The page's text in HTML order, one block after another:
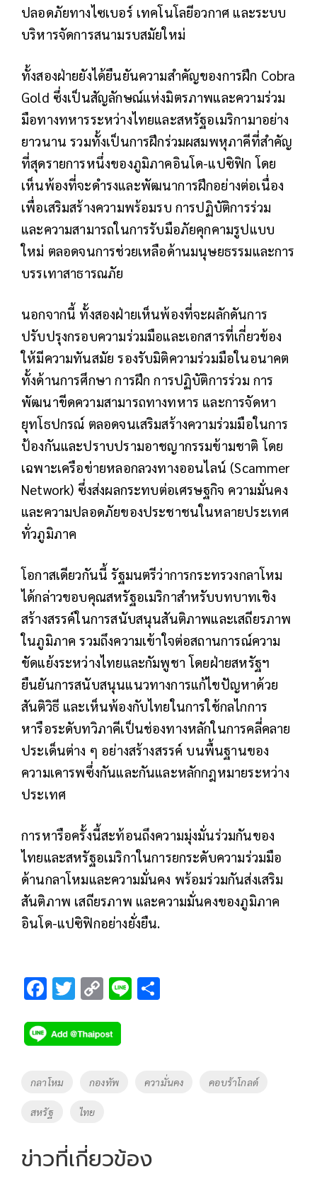
ปลอดภัยทางไซเบอร์ เทคโนโลยีอวกาศ และระบบ
บริหารจัดการสนามรบสมัยใหม่
ทั้งสองฝ่ายยังได้ยืนยันความสำคัญของการฝึก Cobra
Gold ซึ่งเป็นสัญลักษณ์แห่งมิตรภาพและความร่วม
มือทางทหารระหว่างไทยและสหรัฐอเมริกามาอย่าง
ยาวนาน รวมทั้งเป็นการฝึกร่วมผสมพหุภาคีที่สำคัญ
ที่สุดรายการหนึ่งของภูมิภาคอินโด-แปซิฟิก โดย
เห็นพ้องที่จะดำรงและพัฒนาการฝึกอย่างต่อเนื่อง
เพื่อเสริมสร้างความพร้อมรบ การปฏิบัติการร่วม
และความสามารถในการรับมือภัยคุกคามรูปแบบ
ใหม่ ตลอดจนการช่วยเหลือด้านมนุษยธรรมและการ
บรรเทาสาธารณภัย
นอกจากนี้ ทั้งสองฝ่ายเห็นพ้องที่จะผลักดันการ
ปรับปรุงกรอบความร่วมมือและเอกสารที่เกี่ยวข้อง
ให้มีความทันสมัย รองรับมิติความร่วมมือในอนาคต
ทั้งด้านการศึกษา การฝึก การปฏิบัติการร่วม การ
พัฒนาขีดความสามารถทางทหาร และการจัดหา
ยุทโธปกรณ์ ตลอดจนเสริมสร้างความร่วมมือในการ
ป้องกันและปราบปรามอาชญากรรมข้ามชาติ โดย
เฉพาะเครือข่ายหลอกลวงทางออนไลน์ (Scammer
Network) ซึ่งส่งผลกระทบต่อเศรษฐกิจ ความมั่นคง
และความปลอดภัยของประชาชนในหลายประเทศ
ทั่วภูมิภาค
โอกาสเดียวกันนี้ รัฐมนตรีว่าการกระทรวงกลาโหม
ได้กล่าวขอบคุณสหรัฐอเมริกาสำหรับบทบาทเชิง
สร้างสรรค์ในการสนับสนุนสันติภาพและเสถียรภาพ
ในภูมิภาค รวมถึงความเข้าใจต่อสถานการณ์ความ
ขัดแย้งระหว่างไทยและกัมพูชา โดยฝ่ายสหรัฐฯ
ยืนยันการสนับสนุนแนวทางการแก้ไขปัญหาด้วย
สันติวิธี และเห็นพ้องกับไทยในการใช้กลไกการ
หารือระดับทวิภาคีเป็นช่องทางหลักในการคลี่คลาย
ประเด็นต่าง ๆ อย่างสร้างสรรค์ บนพื้นฐานของ
ความเคารพซึ่งกันและกันและหลักกฎหมายระหว่าง
ประเทศ
การหารือครั้งนี้สะท้อนถึงความมุ่งมั่นร่วมกันของ
ไทยและสหรัฐอเมริกาในการยกระดับความร่วมมือ
ด้านกลาโหมและความมั่นคง พร้อมร่วมกันส่งเสริม
สันติภาพ เสถียรภาพ และความมั่นคงของภูมิภาค
อินโด-แปซิฟิกอย่างยั่งยืน.
F
e
b
o
o
k
T
tt
er
C
p
y
Li
Li
Tags
กลาโหม กองทัพ ความั่นคง คอบร้าโกลด์
สหรัฐ ไทย
ข่าวที่เกี่ยวข้อง